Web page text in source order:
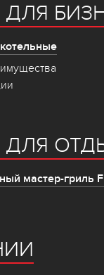
ДЛЯ
ДЛЯ
мастер-гриль